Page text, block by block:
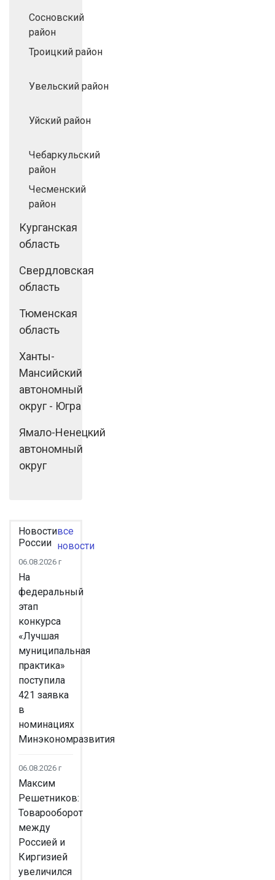
Сосновский
район
Троицкий район
Увельский район
Уйский район
Чебаркульский
район
Чесменский
район
Курганская
область
Свердловская
область
Тюменская
область
Ханты-
Мансийский
автономный
округ - Югра
Ямало-Ненецкий
автономный
округ
Новости
России
все
новости
06.08.2026 г
На
федеральный
этап
конкурса
«Лучшая
муниципальная
практика»
поступила
421 заявка
в
номинациях
Минэкономразвития
06.08.2026 г
Максим
Решетников:
Товарооборот
между
Россией и
Киргизией
увеличился